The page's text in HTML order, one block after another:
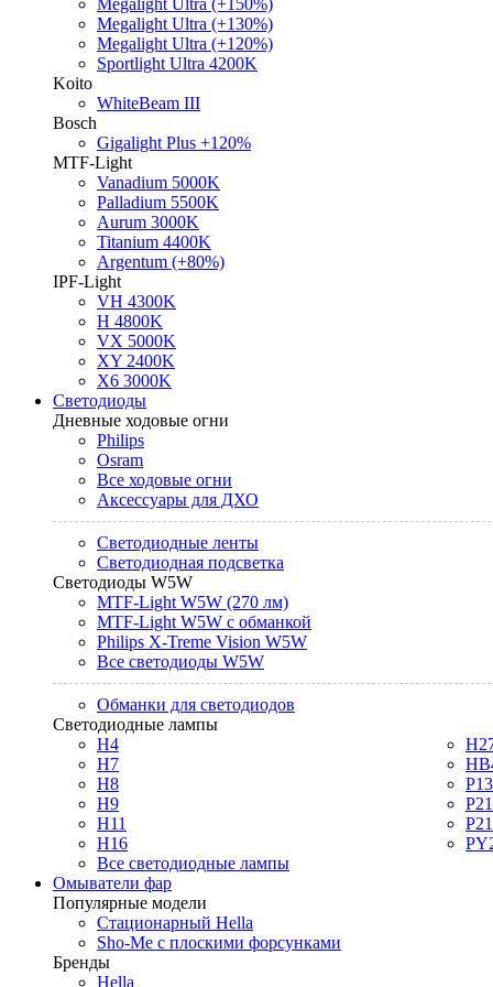
Megalight Ultra (+150%)
Megalight Ultra (+130%)
Megalight Ultra (+120%)
Sportlight Ultra 4200K
Koito
WhiteBeam III
Bosch
Gigalight Plus +120%
MTF-Light
Vanadium 5000K
Palladium 5500K
Aurum 3000K
Titanium 4400K
Argentum (+80%)
IPF-Light
VH 4300K
H 4800K
VX 5000K
XY 2400K
X6 3000K
Светодиоды
Дневные ходовые огни
Philips
Osram
Все ходовые огни
Аксессуары для ДХО
Светодиодные ленты
Светодиодная подсветка
Светодиоды W5W
MTF-Light W5W (270 лм)
MTF-Light W5W с обманкой
Philips X-Treme Vision W5W
Все светодиоды W5W
Обманки для светодиодов
Светодиодные лампы
H4
H7
H8
H9
H11
H16
Все светодиодные лампы
Омыватели фар
Популярные модели
Стационарный Hella
Sho-Me с плоскими форсунками
Бренды
Hella